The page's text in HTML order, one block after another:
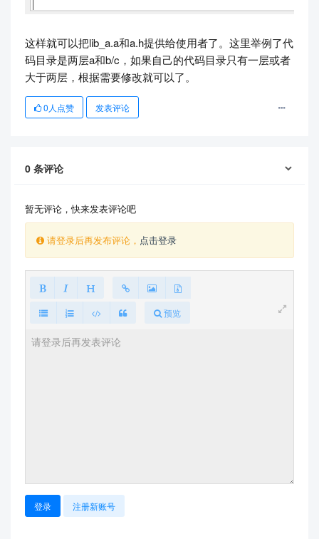
这样就可以把lib_a.a和a.h提供给使用者了。这里举例了代
码目录是两层a和b/c，如果自己的代码目录只有一层或者
大于两层，根据需要修改就可以了。
0 人点赞 发表评论
0 条评论
暂无评论，快来发表评论吧
请登录后再发布评论， 点击登录
预览
登录 注册新账号